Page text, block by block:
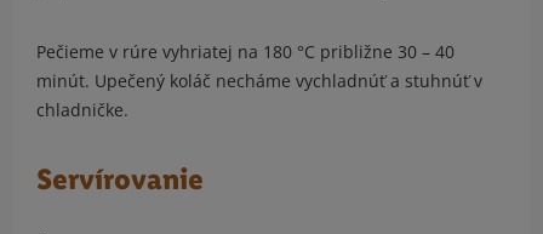
Pečieme v rúre vyhriatej na 180 °C približne 30 – 40
minút. Upečený koláč necháme vychladnúť a stuhnúť v
chladničke.
Servírovanie